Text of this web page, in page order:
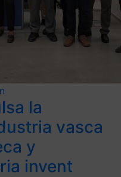
la
vasca
y
invent